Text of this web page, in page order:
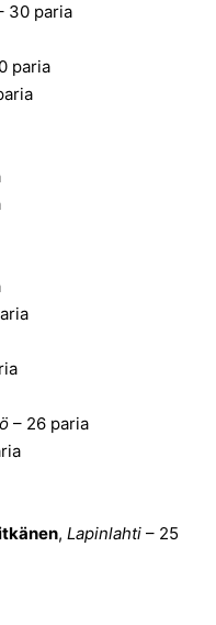
30 paria
paria
– 26 paria
, Lapinlahti – 25